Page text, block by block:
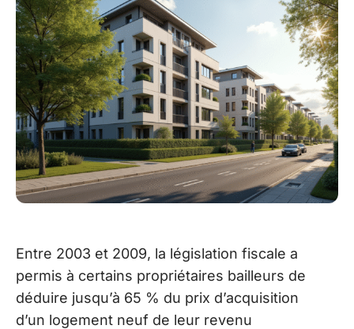
Entre 2003 et 2009, la législation fiscale a
permis à certains propriétaires bailleurs de
déduire jusqu’à 65 % du prix d’acquisition
d’un logement neuf de leur revenu